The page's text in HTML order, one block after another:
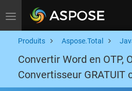
Toggle navigation
Produits Aspose.Total
Convertir Word en OTP,
Convertisseur GRATUIT